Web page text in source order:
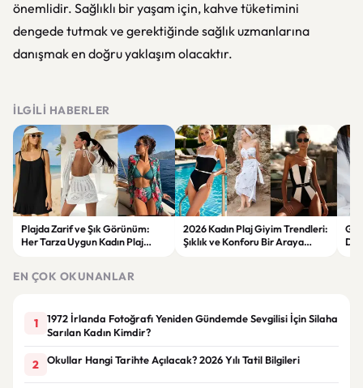
önemlidir. Sağlıklı bir yaşam için, kahve tüketimini
dengede tutmak ve gerektiğinde sağlık uzmanlarına
danışmak en doğru yaklaşım olacaktır.
İLGILI HABERLER
Plajda Zarif ve Şık Görünüm:
Her Tarza Uygun Kadın Plaj
2026 Kadın Plaj Giyim Trendleri:
Şıklık ve Konforu Bir Araya
EN ÇOK OKUNANLAR
1
1972 İrlanda Fotoğrafı Yeniden Gündemde Sevgilisi İçin Silaha
Sarılan Kadın Kimdir?
2 Okullar Hangi Tarihte Açılacak? 2026 Yılı Tatil Bilgileri